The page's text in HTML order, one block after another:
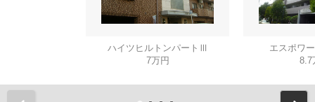
ハイツヒルトンパートⅢ
7万円
エスポワ
8.7